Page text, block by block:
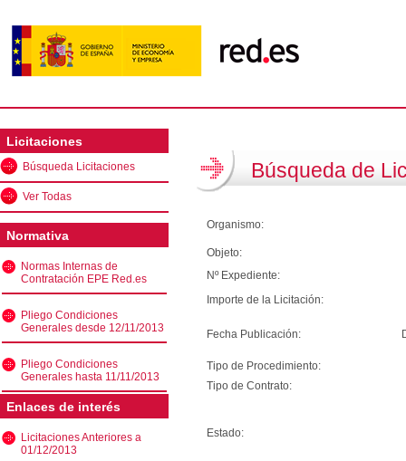
Licitaciones
Búsqueda Licitaciones
Ver Todas
Normativa
Normas Internas de
Contratación EPE Red.es
Pliego Condiciones
Generales desde 12/11/2013
Pliego Condiciones
Generales hasta 11/11/2013
Enlaces de interés
Licitaciones Anteriores a
01/12/2013
Búsqueda de
Organismo:
Objeto:
Nº Expediente:
Importe de la Licitación:
Fecha Publicación:
Tipo de Procedimiento:
Tipo de Contrato:
Estado: